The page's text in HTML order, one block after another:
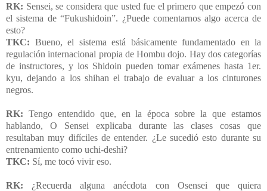
RK: Sensei, se considera que usted fue el primero que empezó con
el sistema de “Fukushidoin”. ¿Puede comentarnos algo acerca de
esto?
TKC: Bueno, el sistema está básicamente fundamentado en la
regulación internacional propia de Hombu dojo. Hay dos categorías
de instructores, y los Shidoin pueden tomar exámenes hasta 1er.
kyu, dejando a los shihan el trabajo de evaluar a los cinturones
negros.
RK: Tengo entendido que, en la época sobre la que estamos
hablando, O Sensei explicaba durante las clases cosas que
resultaban muy difíciles de entender. ¿Le sucedió esto durante su
entrenamiento como uchi-deshi?
TKC: Sí, me tocó vivir eso.
RK: ¿Recuerda alguna anécdota con Osensei que quiera